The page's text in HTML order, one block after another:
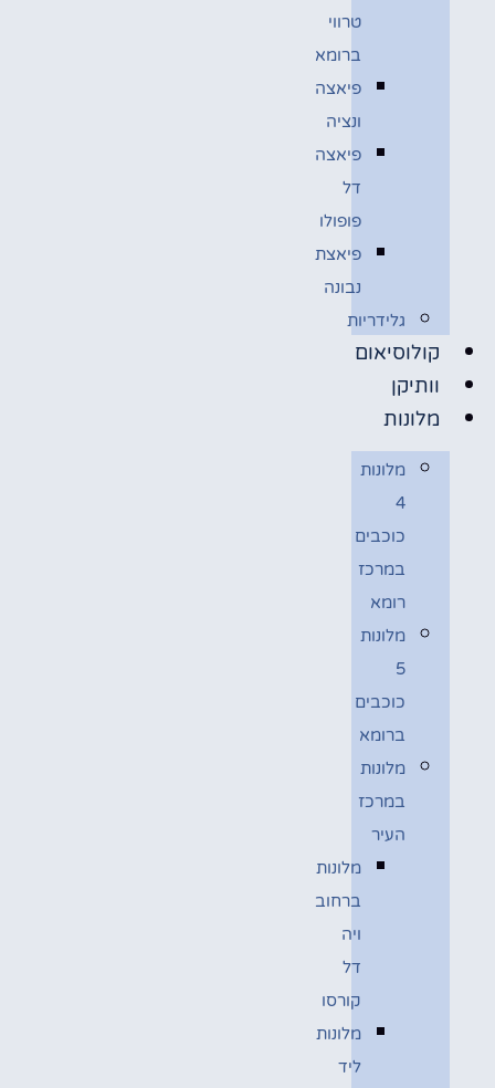
טרווי
ברומא
פיאצה
ונציה
פיאצה
דל
פופולו
פיאצת
נבונה
גלידריות
קולוסיאום
וותיקן
מלונות
מלונות
4
כוכבים
במרכז
רומא
מלונות
5
כוכבים
ברומא
מלונות
במרכז
העיר
מלונות
ברחוב
ויה
דל
קורסו
מלונות
ליד